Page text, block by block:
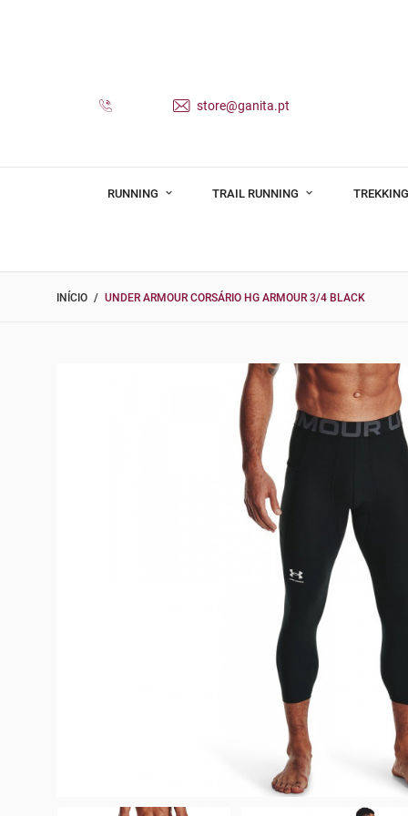
store@ganita.pt
RUNNING TRAIL RUNNING
INÍCIO UNDER ARMOUR CORSÁRIO HG ARMOUR 3/4 BLACK